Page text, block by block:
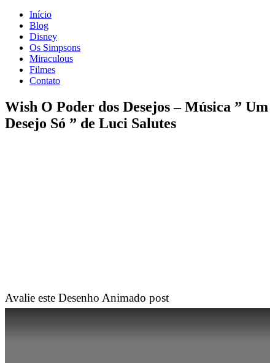
Início
Blog
Disney
Os Simpsons
Miraculous
Filmes
Contato
Wish O Poder dos Desejos – Música ” Um
Desejo Só ” de Luci Salutes
Avalie este Desenho Animado post